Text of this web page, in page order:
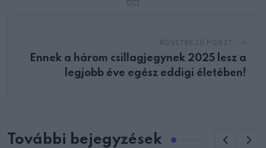
Ennek a három csillagjegynek 2025 lesz a
legjobb éve egész eddigi életében!
További bejegyzések